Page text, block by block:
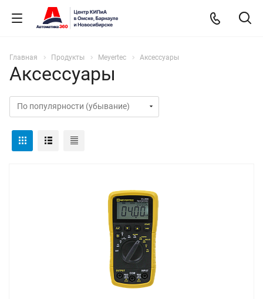
Главная Продукты Meyertec Аксессуары
Аксессуары